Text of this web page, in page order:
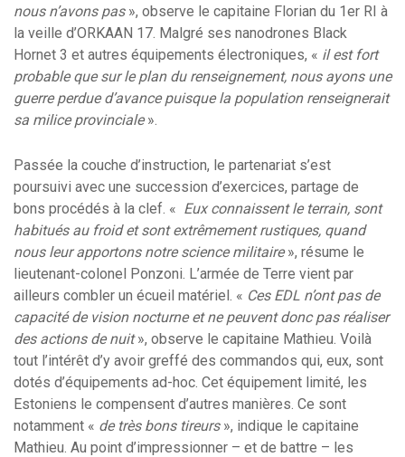
nous n’avons pas», observe le capitaine Florian du 1er RI à
la veille d’ORKAAN 17. Malgré ses nanodrones Black
Hornet 3 et autres équipements électroniques, « il est fort
probable que sur le plan du renseignement, nous ayons une
guerre perdue d’avance puisque la population renseignerait
sa milice provinciale».
Passée la couche d’instruction, le partenariat s’est
poursuivi avec une succession d’exercices, partage de
bons procédés à la clef. « Eux connaissent le terrain, sont
habitués au froid et sont extrêmement rustiques, quand
nous leur apportons notre science militaire», résume le
lieutenant-colonel Ponzoni. L’armée de Terre vient par
ailleurs combler un écueil matériel. « Ces EDL n’ont pas de
capacité de vision nocturne et ne peuvent donc pas réaliser
des actions de nuit», observe le capitaine Mathieu. Voilà
tout l’intérêt d’y avoir greffé des commandos qui, eux, sont
dotés d’équipements ad-hoc. Cet équipement limité, les
Estoniens le compensent d’autres manières. Ce sont
notamment « de très bons tireurs», indique le capitaine
Mathieu. Au point d’impressionner – et de battre – les